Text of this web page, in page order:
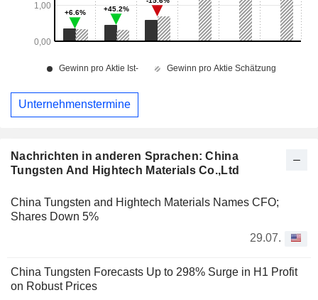
Nachrichten in anderen Sprachen: China
Tungsten And Hightech Materials Co.,Ltd
China Tungsten and Hightech Materials Names CFO;
Shares Down 5%
29.07.
China Tungsten Forecasts Up to 298% Surge in H1 Profit
on Robust Prices
Unternehmenstermine